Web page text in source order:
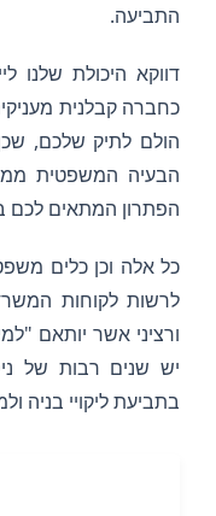
התביעה.
דווקא היכולת שלנו
כחברה קבלנית
הולם לתיק שלכם,
הבעיה המשפטית
הפתרון המתאים
כל אלה וכן כלים
לרשות לקוחות
ורציני אשר יותאם
יש שנים רבות של
בתביעת ליקויי בניה